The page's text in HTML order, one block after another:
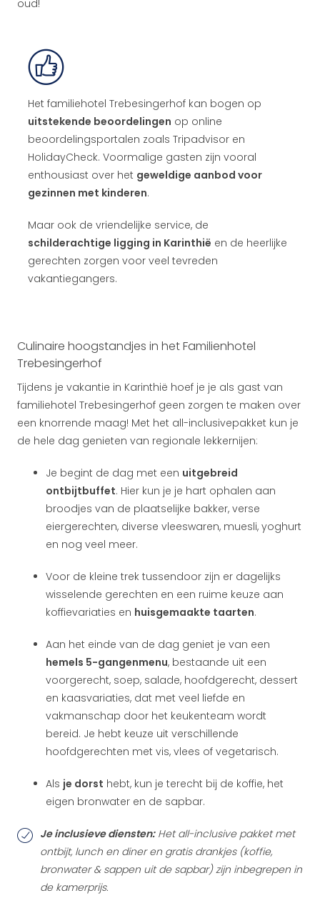
oud!
Het familiehotel Trebesingerhof kan bogen op
uitstekende beoordelingen op online
beoordelingsportalen zoals Tripadvisor en
HolidayCheck. Voormalige gasten zijn vooral
enthousiast over het geweldige aanbod voor
gezinnen met kinderen.
Maar ook de vriendelijke service, de
schilderachtige ligging in Karinthië en de heerlijke
gerechten zorgen voor veel tevreden
vakantiegangers.
Culinaire hoogstandjes in het Familienhotel
Trebesingerhof
Tijdens je vakantie in Karinthië hoef je je als gast van
familiehotel Trebesingerhof geen zorgen te maken over
een knorrende maag! Met het all-inclusivepakket kun je
de hele dag genieten van regionale lekkernijen:
Je begint de dag met een uitgebreid
ontbijtbuffet. Hier kun je je hart ophalen aan
broodjes van de plaatselijke bakker, verse
eiergerechten, diverse vleeswaren, muesli, yoghurt
en nog veel meer.
Voor de kleine trek tussendoor zijn er dagelijks
wisselende gerechten en een ruime keuze aan
koffievariaties en huisgemaakte taarten.
Aan het einde van de dag geniet je van een
hemels 5-gangenmenu, bestaande uit een
voorgerecht, soep, salade, hoofdgerecht, dessert
en kaasvariaties, dat met veel liefde en
vakmanschap door het keukenteam wordt
bereid. Je hebt keuze uit verschillende
hoofdgerechten met vis, vlees of vegetarisch.
Als je dorst hebt, kun je terecht bij de koffie, het
eigen bronwater en de sapbar.
Je inclusieve diensten:Het all-inclusive pakket met
ontbijt, lunch en diner en gratis drankjes (koffie,
bronwater & sappen uit de sapbar) zijn inbegrepen in
de kamerprijs.